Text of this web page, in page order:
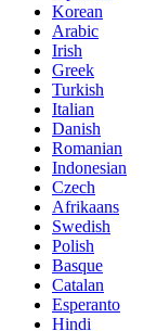
Korean
Arabic
Irish
Greek
Turkish
Italian
Danish
Romanian
Indonesian
Czech
Afrikaans
Swedish
Polish
Basque
Catalan
Esperanto
Hindi